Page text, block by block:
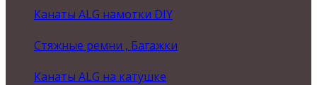
Канаты ALG намотки DIY
Стяжные ремни , Багажки
Канаты ALG на катушке